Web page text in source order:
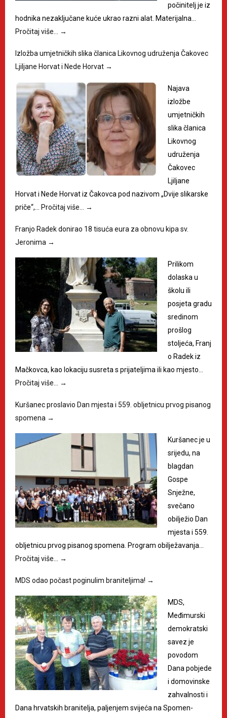
počinitelj je iz
hodnika nezaključane kuće ukrao razni alat. Materijalna…
Pročitaj više…
→
Izložba umjetničkih slika članica Likovnog udruženja Čakovec
Ljiljane Horvat i Nede Horvat →
Najava
izložbe
umjetničkih
slika članica
Likovnog
udruženja
Čakovec
Ljiljane
Horvat i Nede Horvat iz Čakovca pod nazivom „Dvije slikarske
priče“,…
Pročitaj više… →
Franjo Radek donirao 18 tisuća eura za obnovu kipa sv.
Jeronima →
Prilikom
dolaska u
školu ili
posjeta gradu
sredinom
prošlog
stoljeća, Franj
o Radek iz
Mačkovca, kao lokaciju susreta s prijateljima ili kao mjesto…
Pročitaj više…
→
Kuršanec proslavio Dan mjesta i 559. obljetnicu prvog pisanog
spomena →
Kuršanec je u
srijedu, na
blagdan
Gospe
Snježne,
svečano
obilježio Dan
mjesta i 559.
obljetnicu prvog pisanog spomena. Program obilježavanja…
Pročitaj više…
→
MDS odao počast poginulim braniteljima! →
MDS,
Međimurski
demokratski
savez je
povodom
Dana pobjede
i domovinske
zahvalnosti i
Dana hrvatskih branitelja, paljenjem svijeća na Spomen-